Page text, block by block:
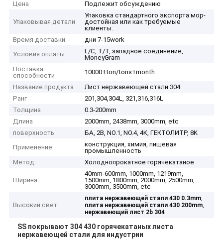
Цена
Подлежит обсуждению
Упаковывая детали
Упаковка стандартного экспорта мор-
достойная или как требуемые
клиенты.
Время доставки
дни 7-15work
Условия оплаты
L/C, T/T, западное соединение,
MoneyGram
Поставка
способности
10000+ton/tons+month
Название продукта
Лист нержавеющей стали 304
Ранг
201,304,304L, 321,316,316L
Толщина
0.3-200mm
Длина
2000mm, 2438mm, 3000mm, etc
поверхность
БА, 2B, NO.1, NO.4, 4K, ГЕКТОЛИТР, 8K
Применение
конструкция, химия, пищевая
промышленность
Метод
Холоднопрокатное горячекатаное
Ширина
40mm-600mm, 1000mm, 1219mm,
1500mm, 1800mm, 2000mm, 2500mm,
3000mm, 3500mm, etc
Высокий свет:
плита нержавеющей стали 430 0.3mm,
плита нержавеющей стали 430 200mm,
нержавеющий лист 2b 304
SS покрывают 304 430 горячекатаных листа
нержавеющей стали для индустрии